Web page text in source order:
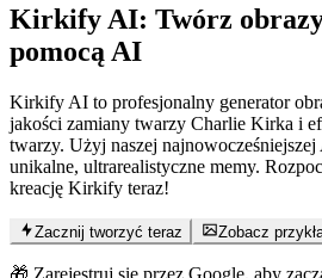
Kirkify AI: Twórz
pomocą AI
Kirkify AI to profesjonalny generator
jakości zamiany twarzy Charlie Kirka i
twarzy. Użyj naszej
unikalne, ultrarealistyczne memy.
kreację Kirkify teraz!
Zacznij tworzyć teraz Zobacz